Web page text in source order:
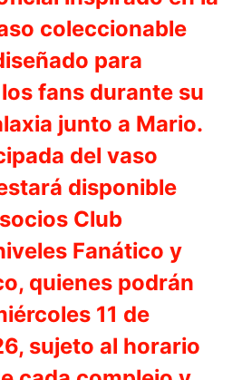
coleccionable
para
fans durante su
junto a Mario.
del vaso
disponible
Club
Fanático y
quienes podrán
11 de
sujeto al horario